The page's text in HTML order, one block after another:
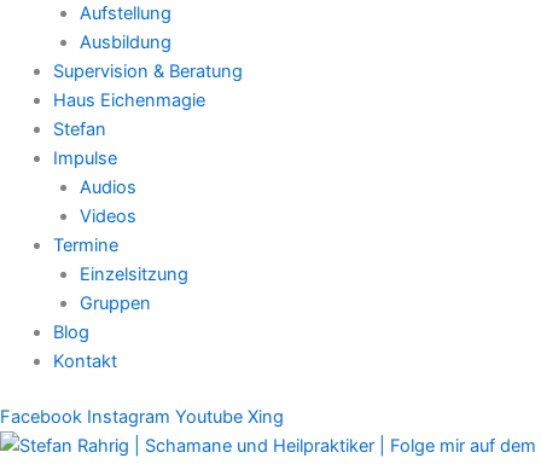
Aufstellung
Ausbildung
Supervision & Beratung
Haus Eichenmagie
Stefan
Impulse
Audios
Videos
Termine
Einzelsitzung
Gruppen
Blog
Kontakt
Facebook Instagram Youtube Xing